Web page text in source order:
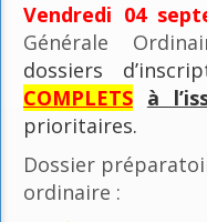
Vendredi 04
Générale
dossiers
COMPLETS à
prioritaires.
Dossier
ordinaire :